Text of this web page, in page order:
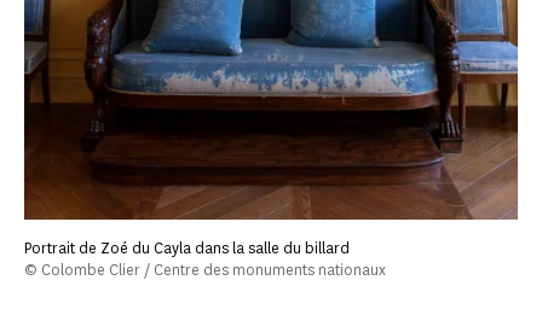
Portrait de Zoé du Cayla dans la salle du billard
© Colombe Clier / Centre des monuments nationaux